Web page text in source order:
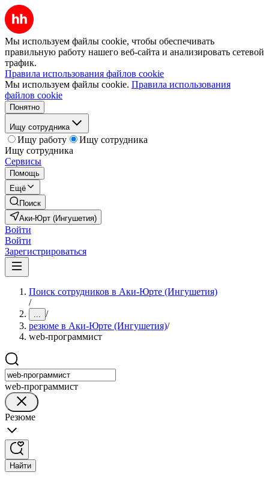
Мы используем файлы cookie, чтобы обеспечивать
правильную работу нашего веб-сайта и анализировать сетевой
трафик.
Правила использования файлов cookie
Мы используем файлы cookie. Правила использования
файлов cookie
Понятно
Ищу сотрудника
Ищу работу
Ищу сотрудника
Ищу сотрудника
Сервисы
Помощь
Ещё
Поиск
Аки-Юрт (Ингушетия)
Войти
Войти
Зарегистрироваться
Поиск сотрудников в Аки-Юрте (Ингушетия)
/
... /
резюме в Аки-Юрте (Ингушетия)/
web-программист
web-программист
Резюме
Найти